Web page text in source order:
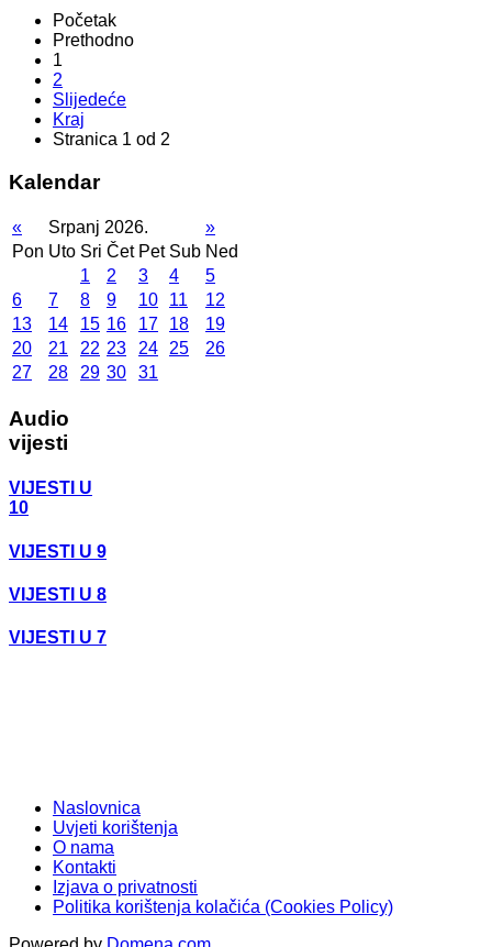
Početak
Prethodno
1
2
Slijedeće
Kraj
Stranica 1 od 2
Kalendar
« Srpanj 2026.
»
Pon Uto Sri Čet Pet Sub Ned
1
2 3 4
5
6
7 8 9 10 11
12
13
14 15 16 17 18
19
20
21 22 23 24 25
26
27
28 29 30 31
Audio
vijesti
VIJESTI U
10
VIJESTI U 9
VIJESTI U 8
VIJESTI U 7
Naslovnica
Uvjeti korištenja
O nama
Kontakti
Izjava o privatnosti
Politika korištenja kolačića (Cookies Policy)